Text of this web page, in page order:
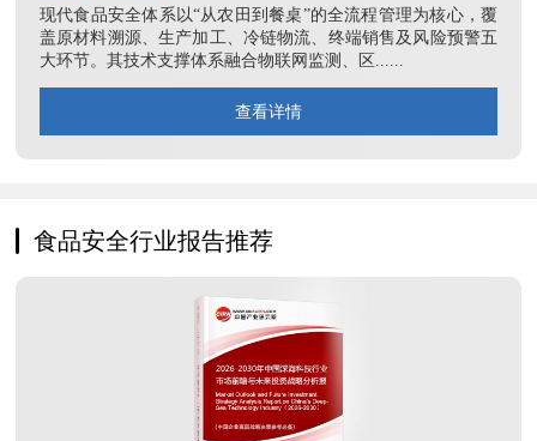
现代食品安全体系以“从农田到餐桌”的全流程管理为核心，覆
盖原材料溯源、生产加工、冷链物流、终端销售及风险预警五
大环节。其技术支撑体系融合物联网监测、区......
查看详情
食品安全行业报告推荐